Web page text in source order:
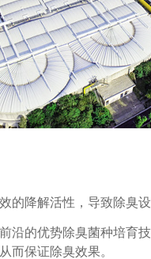
降解活性，导致除臭
的优势除臭菌种培育
而保证除臭效果。